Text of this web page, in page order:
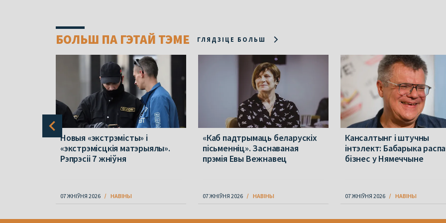
БОЛЬШ ПА ГЭТАЙ ТЭМЕ ГЛЯДЗІЦЕ БОЛЬШ
Новыя «экстрэмісты» і
«экстрэмісцкія матэрыялы».
Рэпрэсіі 7 жніўня
07 ЖНІЎНЯ 2026 НАВІНЫ
«Каб падтрымаць беларускіх
пісьменніц». Заснаваная
прэмія Евы Вежнавец
07 ЖНІЎНЯ 2026 НАВІНЫ
Кансалтынг і штучны
інтэлект: Бабарыка
бізнес у Нямеччыне
07 ЖНІЎНЯ 2026 НАВІНЫ